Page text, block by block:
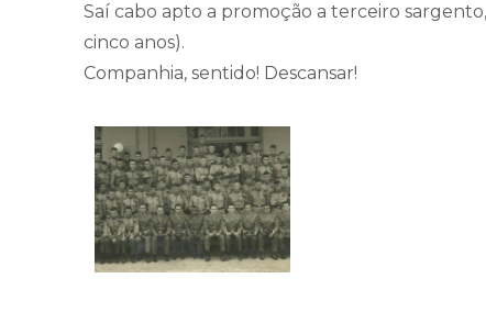
Saí cabo apto a promoção a terceiro
cinco anos).
Companhia, sentido! Descansar!